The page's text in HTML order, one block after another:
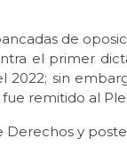
de
el primer
2022; sin
remitido al
y